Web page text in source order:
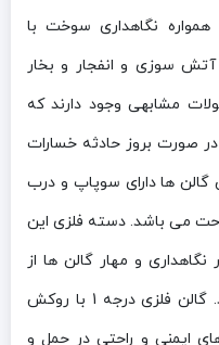
همواره نگاهداری سوخت با
سوزی و انفجار و بخار
مشابهی وجود دارند که
در صورت بروز حادثه خسارات
گالن ها دارای سوپاپ و درب
می باشد. دسته فلزی این
نگاهداری و مهار گالن ها از
اهمیت به سزایی بر خوردار می باشد. گالن فلزی درجه 1 با روکش
ایمنی و راحتی در حمل و